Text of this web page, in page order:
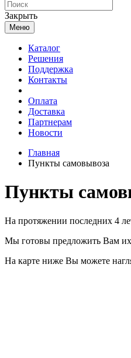
Закрыть
Меню
Каталог
Решения
Поддержка
Контакты
Оплата
Доставка
Партнерам
Новости
Главная
Пункты самовывоза
Пункты
На протяжении последних 4
Мы готовы предложить Вам
На карте ниже Вы можете